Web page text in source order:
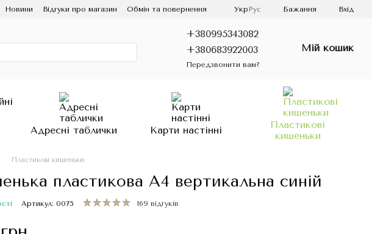
Новини Відгуки про магазин Обмін та повернення Укр Рус Бажання Вхід
+380995343082
+380683922003
Передзвонити вам?
Мій кошик
Адресні таблички Карти настінні
Пластикові
кишеньки
Пластикові кишеньки
пластикова А4 вертикальна синій
Артикул: 0075 169 відгуків